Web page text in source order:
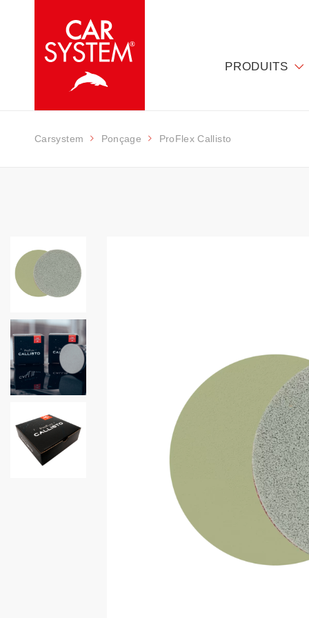
PRODUITS
Carsystem Ponçage ProFlex Callisto